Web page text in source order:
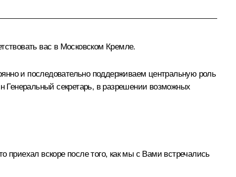
вас в Московском Кремле.
и последовательно поддерживаем центральную роль
секретарь, в разрешении возможных
приехал вскоре после того, как мы с Вами встречались